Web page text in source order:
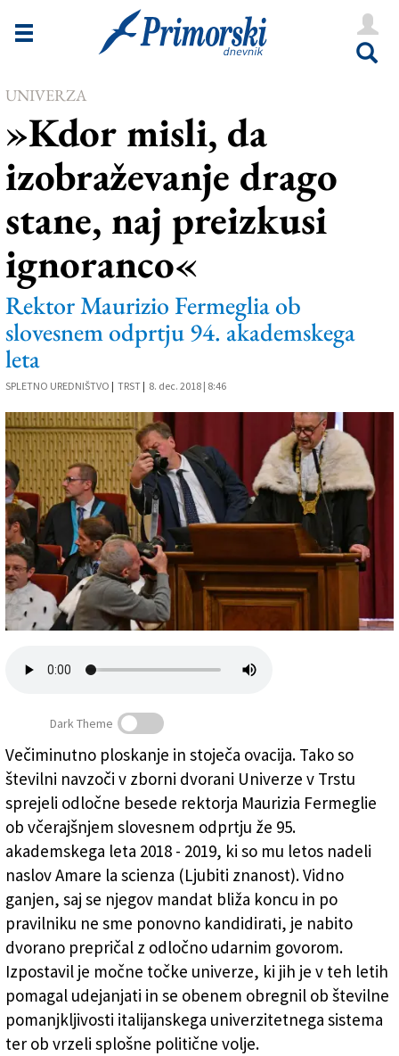
Novice
Goriška
Kultura
Šport
Še
Vreme
V Kioskih
Uredništvo
Oglasi
Založnik
Zadruga PD
Naročnine
UNIVERZA
»Kdor misli, da
izobraževanje drago
stane, naj preizkusi
ignoranco«
Rektor Maurizio Fermeglia ob
slovesnem odprtju 94. akademskega
leta
SPLETNO UREDNIŠTVO | TRST | 8. dec. 2018 | 8:46
Odprtje akademskega leta, rektor Fermeglia
(FOTODAMJ@N)
Dark Theme
Večiminutno ploskanje in stoječa ovacija. Tako so
številni navzoči v zborni dvorani Univerze v Trstu
sprejeli odločne besede rektorja Maurizia Fermeglie
ob včerajšnjem slovesnem odprtju že 95.
akademskega leta 2018 - 2019, ki so mu letos nadeli
naslov Amare la scienza (Ljubiti znanost). Vidno
ganjen, saj se njegov mandat bliža koncu in po
pravilniku ne sme ponovno kandidirati, je nabito
dvorano prepričal z odločno udarnim govorom.
Izpostavil je močne točke univerze, ki jih je v teh letih
pomagal udejanjati in se obenem obregnil ob številne
pomanjkljivosti italijanskega univerzitetnega sistema
ter ob vrzeli splošne politične volje.